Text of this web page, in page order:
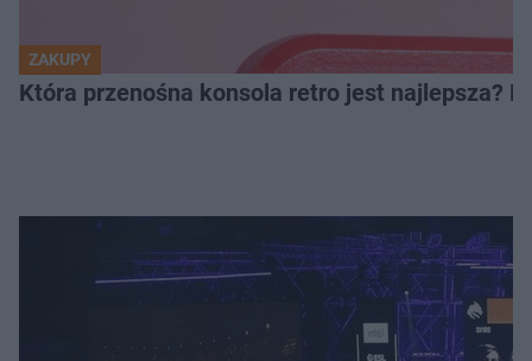
ZAKUPY
Która przenośna konsola retro jest najlepsza?